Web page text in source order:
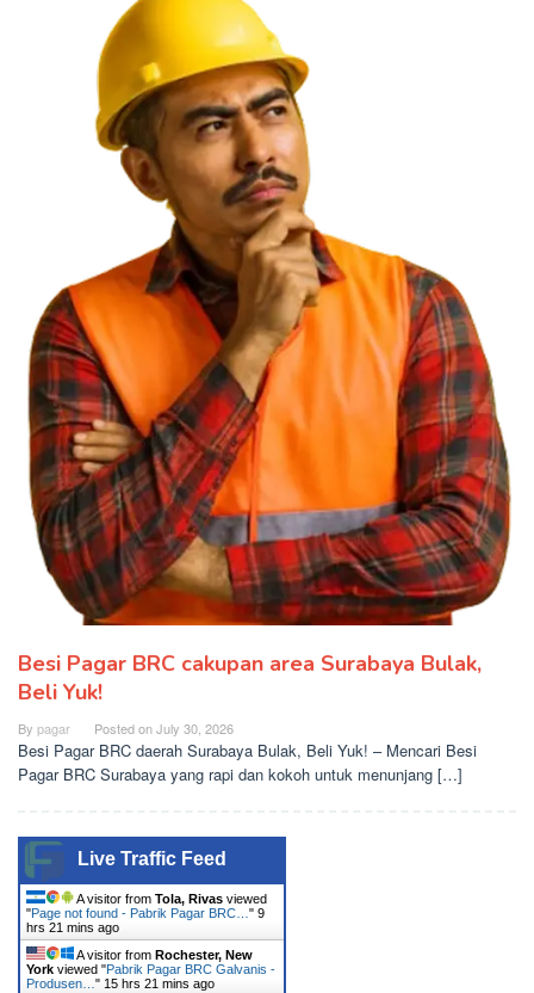
Besi Pagar BRC cakupan area Surabaya Bulak,
Beli Yuk!
By pagar Posted onJuly 30, 2026
Besi Pagar BRC daerah Surabaya Bulak, Beli Yuk! – Mencari Besi
Pagar BRC Surabaya yang rapi dan kokoh untuk menunjang […]
Live Traffic Feed
A visitor from Tola, Rivas viewed
"Page not found - Pabrik Pagar BRC… " 9
hrs 21 mins ago
A visitor from Rochester, New
York viewed "Pabrik Pagar BRC Galvanis -
Produsen… " 15 hrs 21 mins ago